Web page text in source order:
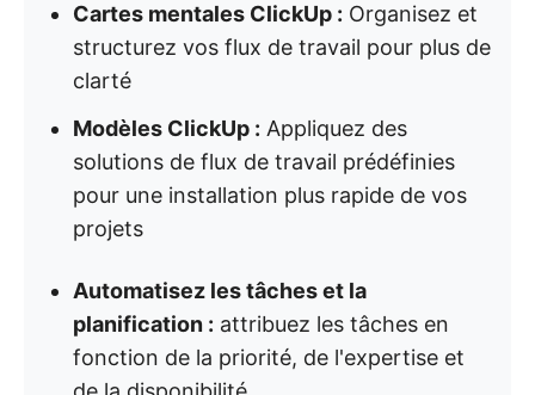
Cartes mentales ClickUp : Organisez et
structurez vos flux de travail pour plus de
clarté
Modèles ClickUp : Appliquez des
solutions de flux de travail prédéfinies
pour une installation plus rapide de vos
projets
Automatisez les tâches et la
planification : attribuez les tâches en
fonction de la priorité, de l'expertise et